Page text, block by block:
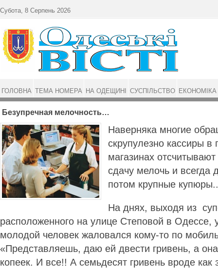
Безупречная мелочность…
Наверняка многие
скрупулезно кассиры в
магазинах
сдачу мелочь и всегда
потом крупные
На днях, выходя из
расположенного на улице Степовой в Одессе,
молодой человек жаловался кому-то по
«Представляешь, даю ей двести гривень, а
копеек. И все!! А семьдесят гривень вроде
Субота, 8 Серпень 2026
ГОЛОВНА ТЕМА НОМЕРА НА ОДЕЩИНІ СУСПІЛЬСТВО ЕКОНОМІКА